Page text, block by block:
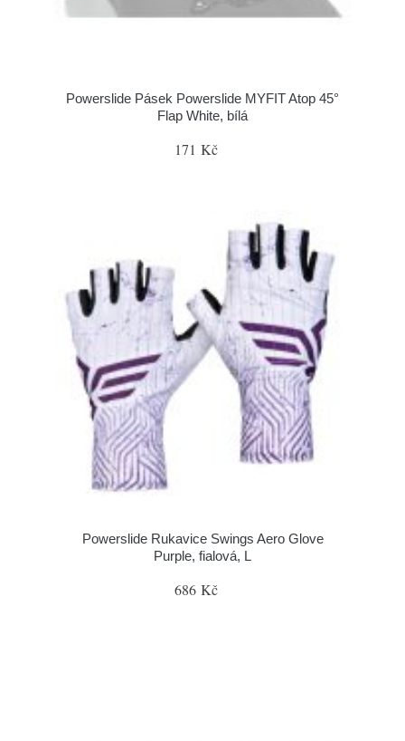
Powerslide Pásek Powerslide MYFIT Atop 45°
Flap White, bílá
171 Kč
Powerslide Rukavice Swings Aero Glove
Purple, fialová, L
686 Kč